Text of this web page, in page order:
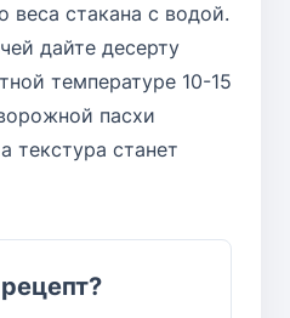
веса стакана с водой.
дайте десерту
температуре 10-15
пасхи
текстура станет